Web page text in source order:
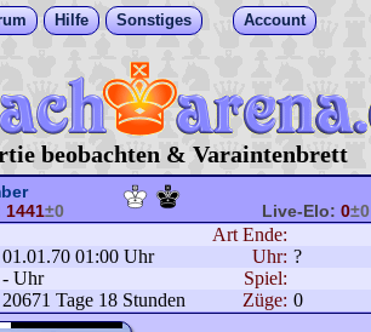
Hilfe Sonstiges Account
beobachten & Varaintenbrett
1441±0 Live-Elo: 0±0
Art Ende:
01.01.70 01:00 Uhr Uhr: ?
- Uhr
Spiel:
20671 Tage 18 Stunden Züge: 0